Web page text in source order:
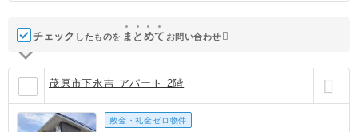
チェック したものを ま と めて お問い合わせ
茂原市下永吉 アパート 2階
敷金・礼金ゼロ物件